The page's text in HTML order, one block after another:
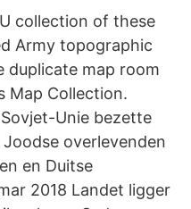
collection of these
Army topographic
duplicate map room
Map Collection.
Unie bezette
overlevenden
en Duitse
2018 Landet ligger